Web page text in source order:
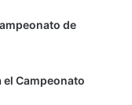
de
Campeonato